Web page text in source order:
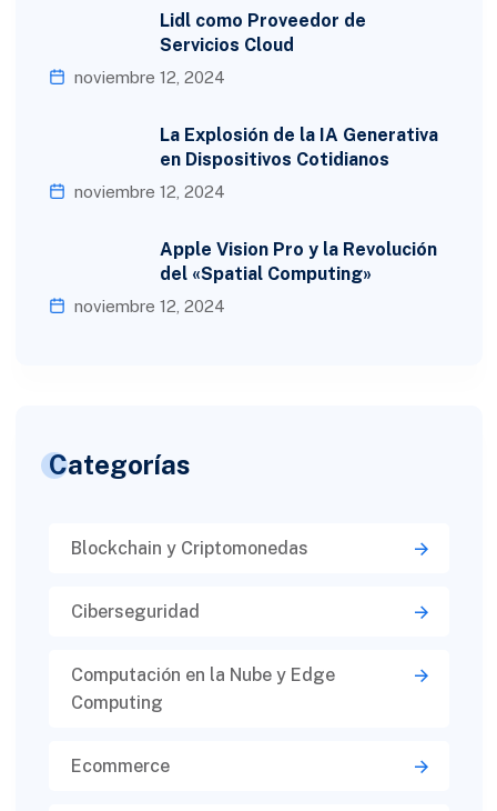
Lidl como Proveedor de
Servicios Cloud
noviembre 12, 2024
La Explosión de la IA Generativa
en Dispositivos Cotidianos
noviembre 12, 2024
Apple Vision Pro y la Revolución
del «Spatial Computing»
noviembre 12, 2024
Categorías
Blockchain y Criptomonedas
Ciberseguridad​
Computación en la Nube y Edge
Computing
Ecommerce